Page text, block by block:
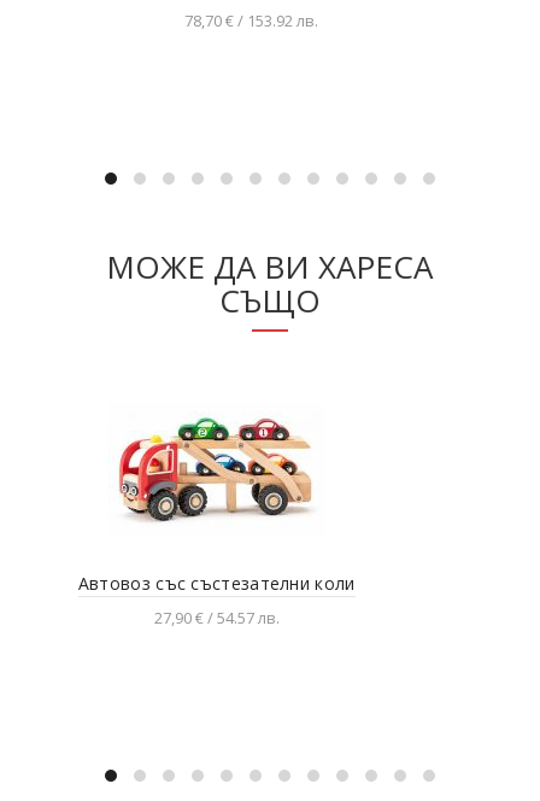
78,70 € / 153.92 лв.
МОЖЕ ДА ВИ ХАРЕСА
СЪЩО
Автовоз със състезателни коли
27,90 € / 54.57 лв.